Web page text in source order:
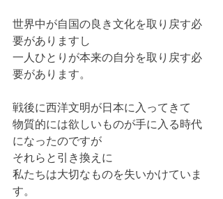
世界中が自国の良き文化を取り戻す必
要がありますし
一人ひとりが本来の自分を取り戻す必
要があります。
戦後に西洋文明が日本に入ってきて
物質的には欲しいものが手に入る時代
になったのですが
それらと引き換えに
私たちは大切なものを失いかけていま
す。